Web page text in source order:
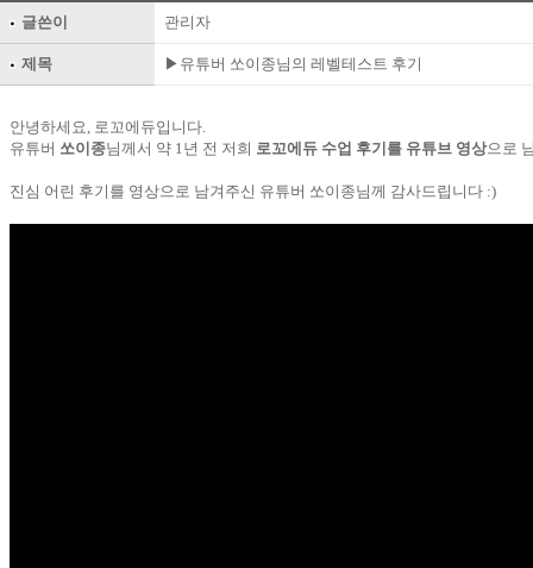
글쓴이 관리자
제목 ▶유튜버 쏘이종님의 레벨테스트 후기
안녕하세요, 로꼬에듀입니다.
유튜버 쏘이종님께서 약 1년 전 저희 로꼬에듀 수업 후기를 유튜브 영상으로
진심 어린 후기를 영상으로 남겨주신 유튜버 쏘이종님께 감사드립니다 :)